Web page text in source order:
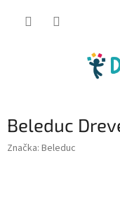
Beleduc
Značka: Beleduc